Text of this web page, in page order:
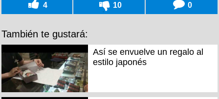
4 10 0
También te gustará:
Así se envuelve un regalo al
estilo japonés